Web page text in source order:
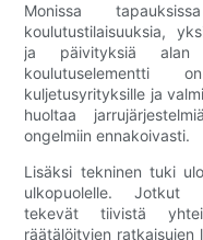
Monissa
koulutustilaisuuksia,
ja päivityksiä alan
koulutuselementti
kuljetusyrityksille ja
huoltaa
ongelmiin ennakoivasti.
Lisäksi tekninen tuki
ulkopuolelle. Jotkut
tekevät tiivistä
räätälöityjen